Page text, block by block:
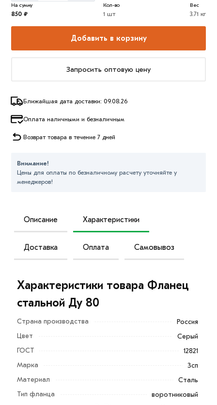
Ближайшая дата доставки: 09.08.26
Оплата наличными и безналичным
Возврат товара в течение 7 дней
Внимание!
Цены для оплаты по безналичному расчету уточняйте у
менеджеров!
На сумму
850 ₽
Кол-во
1 шт
Вес
3.71 кг
Добавить в корзину
Запросить оптовую цену
Описание Характеристики
Доставка Оплата Самовывоз
осуществляется в соответствии с нормами и
Характеристики товара Фланец
стальной Ду 80
Страна производства
Россия
Цвет
Серый
ГОСТ
12821
Марка
3сп
Материал
Сталь
Тип фланца
воротниковый